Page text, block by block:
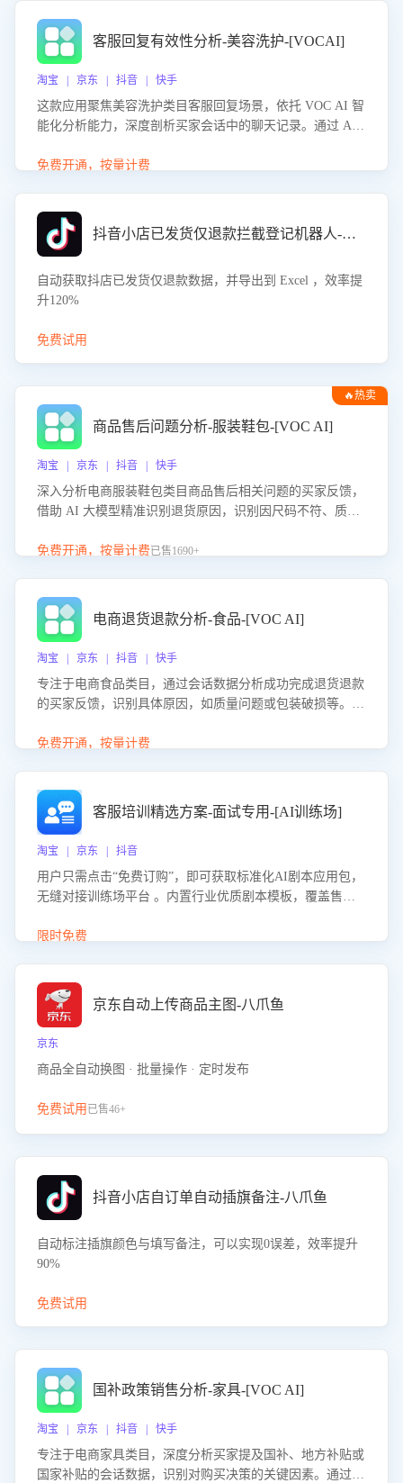
客服回复有效性分析-美容洗护-[VOCAI]
淘宝 | 京东 | 抖音 | 快手
这款应用聚焦美容洗护类目客服回复场景，依托 VOC AI 智
能化分析能力，深度剖析买家会话中的聊天记录。通过 AI
答的有效性与完整性，输出针对性改进策略，助力商家快速
免费开通，按量计费
抖音小店已发货仅退款拦截登记机器人-八爪鱼
自动获取抖店已发货仅退款数据，并导出到 Excel ，效率提
升120%
免费试用
🔥热卖
商品售后问题分析-服装鞋包-[VOC AI]
淘宝 | 京东 | 抖音 | 快手
深入分析电商服装鞋包类目商品售后相关问题的买家反馈，
借助 AI 大模型精准识别退货原因，识别因尺码不符、质量
议，助力商家优化产品或服务，实现销售额的显著提升。
免费开通，按量计费已售1690+
电商退货退款分析-食品-[VOC AI]
淘宝 | 京东 | 抖音 | 快手
专注于电商食品类目，通过会话数据分析成功完成退货退款
的买家反馈，识别具体原因，如质量问题或包装破损等。结
商家降低退款率，提升售后效率。
免费开通，按量计费
客服培训精选方案-面试专用-[AI训练场]
淘宝 | 京东 | 抖音
用户只需点击“免费订购”，即可获取标准化AI剧本应用包，
无缝对接训练场平台 。内置行业优质剧本模板，覆盖售前
初始化时间，助力企业快速启动智能客服训练
限时免费
京东自动上传商品主图-八爪鱼
京东
商品全自动换图 · 批量操作 · 定时发布
免费试用 已售46+
抖音小店自订单自动插旗备注-八爪鱼
自动标注插旗颜色与填写备注，可以实现0误差，效率提升
90%
免费试用
国补政策销售分析-家具-[VOC AI]
淘宝 | 京东 | 抖音 | 快手
专注于电商家具类目，深度分析买家提及国补、地方补贴或
国家补贴的会话数据，识别对购买决策的关键因素。通过AI